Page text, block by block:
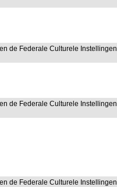
de Federale Culturele Instellingen
de Federale Culturele Instellingen
de Federale Culturele Instellingen